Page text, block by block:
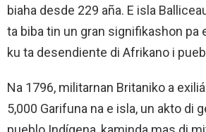
biaha desde 229 aña. E isla
ta biba tin un gran signifikashon pa
ku ta desendiente di Afrikano i
Na 1796, militarnan Britaniko a
5,000 Garifuna na e isla, un akto di